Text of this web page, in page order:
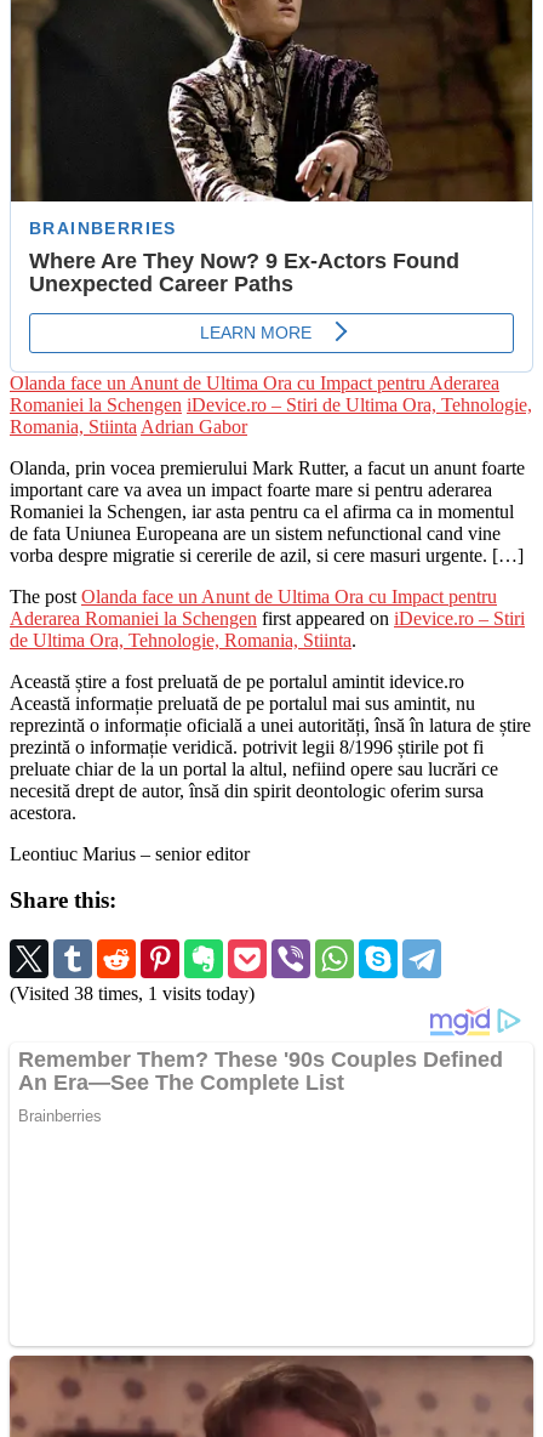
Olanda face un Anunt de Ultima Ora cu Impact pentru Aderarea
Romaniei la Schengen iDevice.ro – Stiri de Ultima Ora, Tehnologie,
Romania, Stiinta Adrian Gabor
Olanda, prin vocea premierului Mark Rutter, a facut un anunt foarte
important care va avea un impact foarte mare si pentru aderarea
Romaniei la Schengen, iar asta pentru ca el afirma ca in momentul
de fata Uniunea Europeana are un sistem nefunctional cand vine
vorba despre migratie si cererile de azil, si cere masuri urgente. […]
The post Olanda face un Anunt de Ultima Ora cu Impact pentru
Aderarea Romaniei la Schengen first appeared on iDevice.ro – Stiri
de Ultima Ora, Tehnologie, Romania, Stiinta.
Această știre a fost preluată de pe portalul amintit idevice.ro
Această informație preluată de pe portalul mai sus amintit, nu
reprezintă o informație oficială a unei autorități, însă în latura de știre
prezintă o informație veridică. potrivit legii 8/1996 știrile pot fi
preluate chiar de la un portal la altul, nefiind opere sau lucrări ce
necesită drept de autor, însă din spirit deontologic oferim sursa
acestora.
Leontiuc Marius – senior editor
Share this:
(Visited 38 times, 1 visits today)